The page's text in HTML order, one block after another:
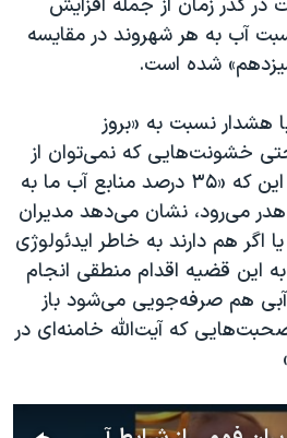
در گذر زمان از جمله افزایش
آب به هر شهروند در مقایسه
هشدار نسبت به «بروز
خشونت‌هایی که نمی‌توان از
آن جلوگیری کرد»، گفت: این که «۳۵ درصد منابع آب ما به
می‌رود، نشان می‌دهد مدیران
اگر هم دارند به خاطر ایدئولوژی
این قضیه اقدام منطقی انجام
هم صرفه‌جویی می‌شود باز
صحبت‌هایی که آیت‌الله خامنه‌ای در